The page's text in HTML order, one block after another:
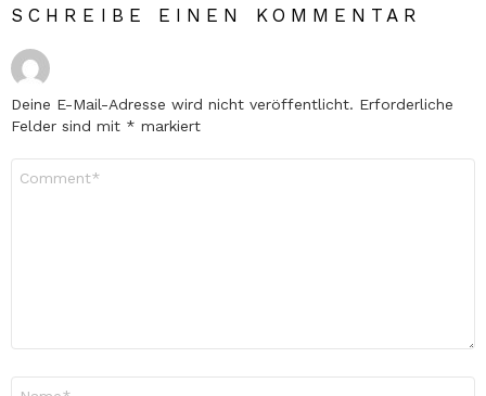
SCHREIBE EINEN KOMMENTAR
Deine E-Mail-Adresse wird nicht veröffentlicht. Erforderliche
Felder sind mit * markiert